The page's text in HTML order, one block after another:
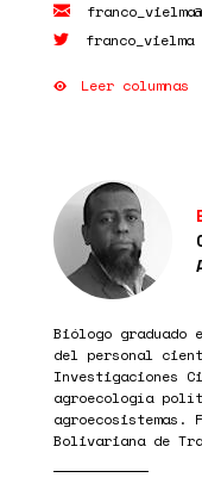
franco_vielma
Leer columnas
Biólogo graduado
del personal
Investigaciones
agroecología
Bolivariana de